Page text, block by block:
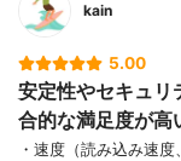
kain
5.00
安定性やセキュリ
合的な満足度が高
・速度（読み込み速